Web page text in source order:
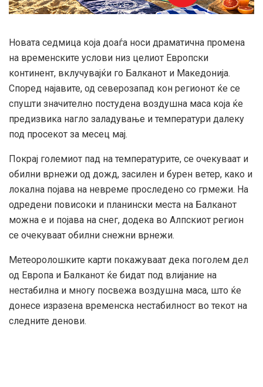
Новата седмица која доаѓа носи драматична промена
на временските услови низ целиот Европски
континент, вклучувајќи го Балканот и Македонија.
Според најавите, од северозапад кон регионот ќе се
спушти значително постудена воздушна маса која ќе
предизвика нагло заладување и температури далеку
под просекот за месец мај.
Покрај големиот пад на температурите, се очекуваат и
обилни врнежи од дожд, засилен и бурен ветер, како и
локална појава на невреме проследено со грмежи. На
одредени повисоки и планински места на Балканот
можна е и појава на снег, додека во Алпскиот регион
се очекуваат обилни снежни врнежи.
Метеоролошките карти покажуваат дека поголем дел
од Европа и Балканот ќе бидат под влијание на
нестабилна и многу посвежа воздушна маса, што ќе
донесе изразена временска нестабилност во текот на
следните денови.